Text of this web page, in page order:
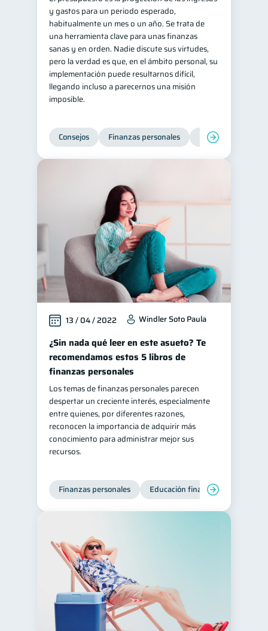
Salud mental ahorro 1
Retiro 1 Doble sueldo 1
Gasto responsable
información financiera 1
y gastos para un periodo esperado,
habitualmente un mes o un año. Se trata de
una herramienta clave para unas finanzas
sanas y en orden. Nadie discute sus virtudes,
pero la verdad es que, en el ámbito personal, su
implementación puede resultarnos difícil,
llegando incluso a parecernos una misión
imposible.
Consejos Finanzas personales Educación
13 / 04 / 2022 Windler Soto Paula
¿Sin nada qué leer en este asueto? Te
recomendamos estos 5 libros de
finanzas personales
Los temas de finanzas personales parecen
despertar un creciente interés, especialmente
entre quienes, por diferentes razones,
reconocen la importancia de adquirir más
conocimiento para administrar mejor sus
recursos.
Finanzas personales Educación financiera